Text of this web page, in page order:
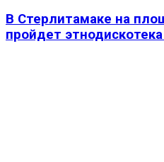
В Стерлитамаке на
пройдет